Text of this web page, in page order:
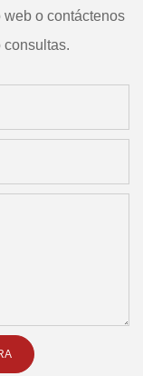
o contáctenos
consultas.